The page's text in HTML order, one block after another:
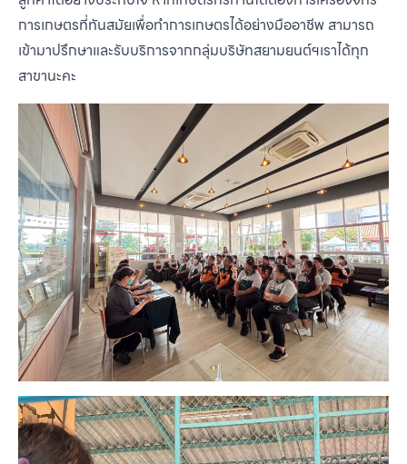
การเกษตรที่ทันสมัยเพื่อทำการเกษตรได้อย่างมืออาชีพ สามารถ
เข้ามาปรึกษาและรับบริการจากกลุ่มบริษัทสยามยนต์ฯเราได้ทุก
สาขานะคะ